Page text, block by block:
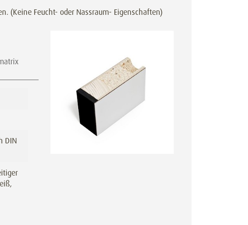
(Keine Feucht- oder Nassraum- Eigenschaften)
DIN